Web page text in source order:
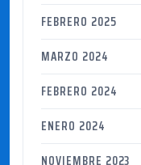
FEBRERO 2025
MARZO 2024
FEBRERO 2024
ENERO 2024
NOVIEMBRE 2023